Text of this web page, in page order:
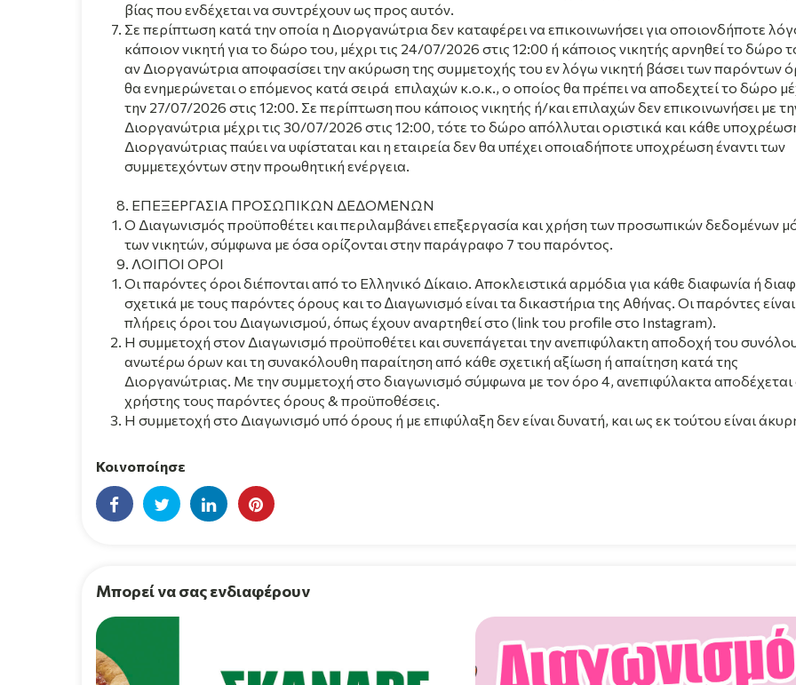
βίας που ενδέχεται να συντρέχουν ως προς αυτόν.
Σε περίπτωση κατά την οποία η Διοργανώτρια δεν καταφέρει να επικοινωνήσει για οποιονδήποτε
κάποιον νικητή για το δώρο του, μέχρι τις 24/07/2026 στις 12:00 ή κάποιος νικητής αρνηθεί το δώρο
αν Διοργανώτρια αποφασίσει την ακύρωση της συμμετοχής του εν λόγω νικητή βάσει των παρόντων
θα ενημερώνεται ο επόμενος κατά σειρά επιλαχών κ.ο.κ., ο οποίος θα πρέπει να αποδεχτεί το δώρο
την 27/07/2026 στις 12:00. Σε περίπτωση που κάποιος νικητής ή/και επιλαχών δεν επικοινωνήσει με
Διοργανώτρια μέχρι τις 30/07/2026 στις 12:00, τότε το δώρο απόλλυται οριστικά και κάθε
Διοργανώτριας παύει να υφίσταται και η εταιρεία δεν θα υπέχει οποιαδήποτε υποχρέωση έναντι των
συμμετεχόντων στην προωθητική ενέργεια.
ΕΠΕΞΕΡΓΑΣΙΑ ΠΡΟΣΩΠΙΚΩΝ ΔΕΔΟΜΕΝΩΝ
Ο Διαγωνισμός προϋποθέτει και περιλαμβάνει επεξεργασία και χρήση των προσωπικών δεδομένων
των νικητών, σύμφωνα με όσα ορίζονται στην παράγραφο 7 του παρόντος.
ΛΟΙΠΟΙ ΟΡΟΙ
Οι παρόντες όροι διέπονται από το Ελληνικό Δίκαιο. Αποκλειστικά αρμόδια για κάθε διαφωνία ή
σχετικά με τους παρόντες όρους και το ∆ιαγωνισμό είναι τα δικαστήρια της Αθήνας. Οι παρόντες είναι
πλήρεις όροι του Διαγωνισμού, όπως έχουν αναρτηθεί στο (link του profile στο Instagram).
Η συμμετοχή στον Διαγωνισμό προϋποθέτει και συνεπάγεται την ανεπιφύλακτη αποδοχή του
ανωτέρω όρων και τη συνακόλουθη παραίτηση από κάθε σχετική αξίωση ή απαίτηση κατά της
Διοργανώτριας. Με την συμμετοχή στο διαγωνισμό σύμφωνα με τον όρο 4, ανεπιφύλακτα αποδέχεται
χρήστης τους παρόντες όρους & προϋποθέσεις.
Η συμμετοχή στο Διαγωνισμό υπό όρους ή με επιφύλαξη δεν είναι δυνατή, και ως εκ τούτου είναι
Κοινοποίησε
Μπορεί να σας ενδιαφέρουν